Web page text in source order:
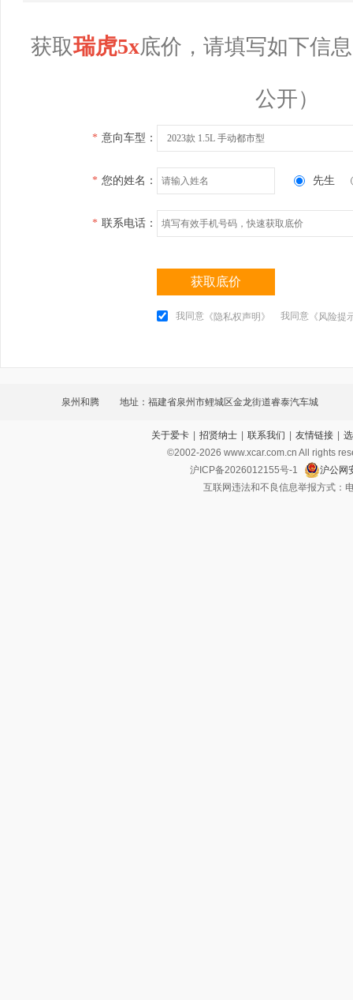
获取瑞虎5x底价，请填写如下信
公开）
* 意向车型： 2023款 1.5L 手动都市型
* 您的姓名： 先生
* 联系电话：
获取底价
我同意 《隐私权声明》 我同意 《风险提
泉州和腾 地址：福建省泉州市鲤城区金龙街道睿泰汽车城
关于爱卡 | 招贤纳士 | 联系我们 | 友情链接 |
©2002-2026 www.xcar.com.cn All rights
沪ICP备2026012155号-1
沪公网
互联网违法和不良信息举报方式：